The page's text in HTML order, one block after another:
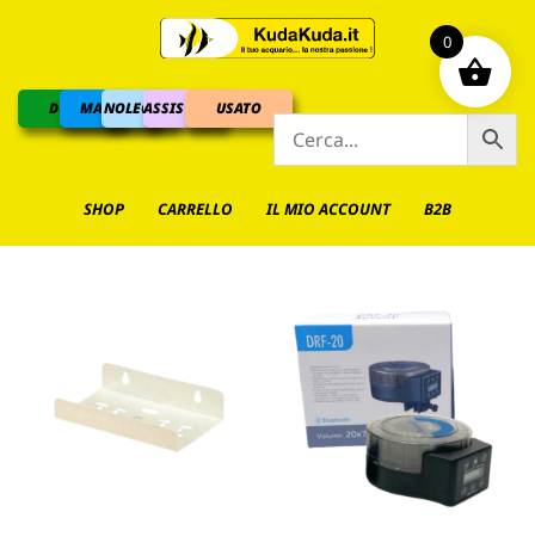
DOLCEMARINO
NOLEGGIOASSISTENZAUSATO
SHOP CARRELLO IL MIO ACCOUNT B2B
0